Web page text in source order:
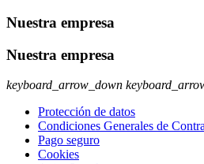
Nuestra empresa
Nuestra empresa
keyboard_arrow_down
Protección de datos
Condiciones Generales de
Pago seguro
Cookies